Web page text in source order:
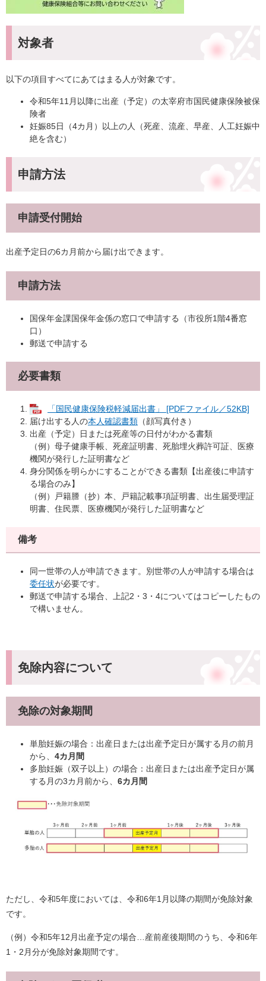
対象者
以下の項目すべてにあてはまる人が対象です。
令和5年11月以降に出産（予定）の太宰府市国民健康保険被保
険者
妊娠85日（4カ月）以上の人（死産、流産、早産、人工妊娠中
絶を含む）
申請方法
申請受付開始
出産予定日の6カ月前から届け出できます。
申請方法
国保年金課国保年金係の窓口で申請する（市役所1階4番窓
口）
郵送で申請する
必要書類
「国民健康保険税軽減届出書」 [PDFファイル／52KB]
届け出する人の本人確認書類 （顔写真付き）
出産（予定）日または死産等の日付がわかる書類
（例）母子健康手帳、死産証明書、死胎埋火葬許可証、医療
機関が発行した証明書など
身分関係を明らかにすることができる書類【出産後に申請す
る場合のみ】
（例）戸籍謄（抄）本、戸籍記載事項証明書、出生届受理証
明書、住民票、医療機関が発行した証明書など
備考
同一世帯の人が申請できます。別世帯の人が申請する場合は
委任状が必要です。
郵送で申請する場合、上記2・3・4についてはコピーしたもの
で構いません。
免除内容について
免除の対象期間
単胎妊娠の場合：出産日または出産予定日が属する月の前月
から、 4カ月間
多胎妊娠（双子以上）の場合：出産日または出産予定日が属
する月の3カ月前から、 6カ月間
ただし、令和5年度においては、令和6年1月以降の期間が免除対象
です。
（例）令和5年12月出産予定の場合…産前産後期間のうち、令和6年
1・2月分が免除対象期間です。